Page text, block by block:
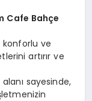
Cafe Bahçe
konforlu ve
artırır ve
sayesinde,